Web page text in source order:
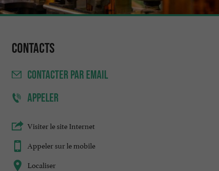
Contacts
CONTACTER PAR EMAIL
APPELER
Visiter le site Internet
Appeler sur le mobile
Localiser